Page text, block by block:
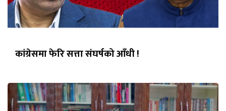
कांग्रेसमा फेरि सत्ता संघर्षको आँधी !